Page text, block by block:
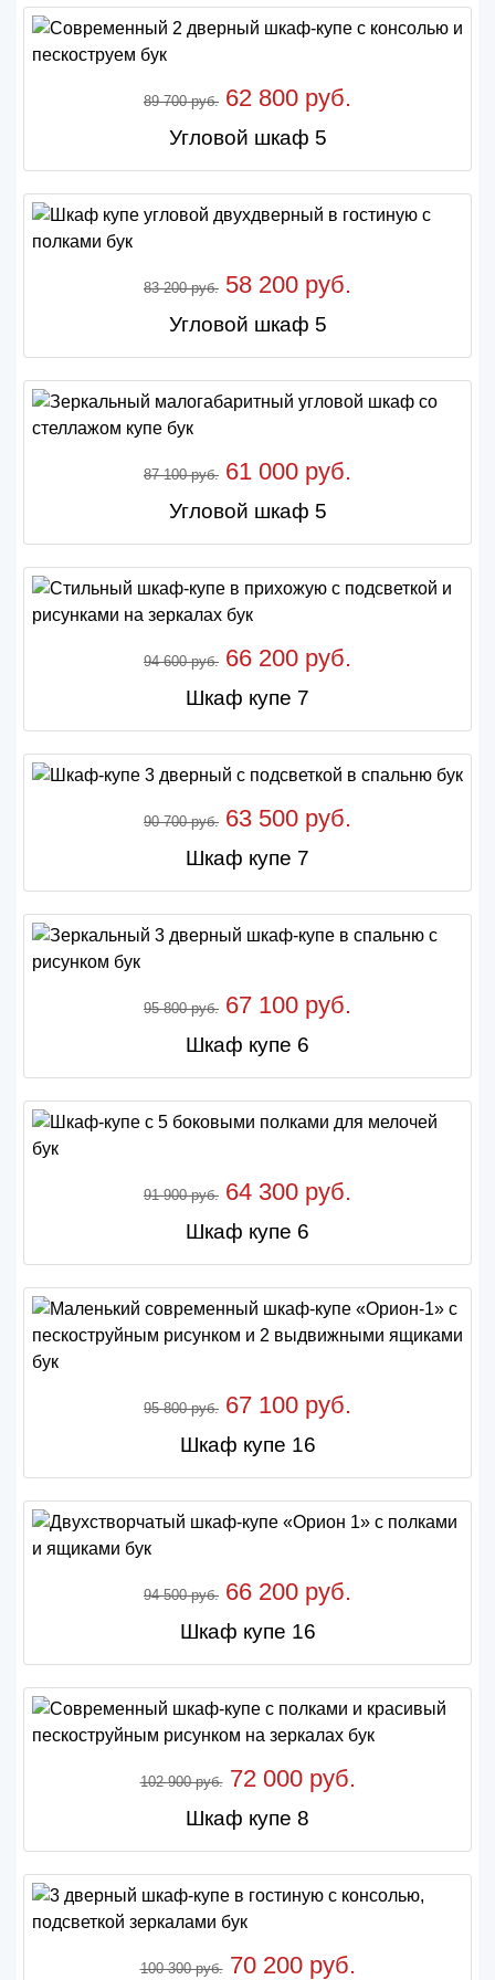
89 700 руб. 62 800 руб.
Угловой шкаф 5
83 200 руб. 58 200 руб.
Угловой шкаф 5
87 100 руб. 61 000 руб.
Угловой шкаф 5
94 600 руб. 66 200 руб.
Шкаф купе 7
90 700 руб. 63 500 руб.
Шкаф купе 7
95 800 руб. 67 100 руб.
Шкаф купе 6
91 900 руб. 64 300 руб.
Шкаф купе 6
95 800 руб. 67 100 руб.
Шкаф купе 16
94 500 руб. 66 200 руб.
Шкаф купе 16
102 900 руб.72 000 руб.
Шкаф купе 8
100 300 руб.70 200 руб.